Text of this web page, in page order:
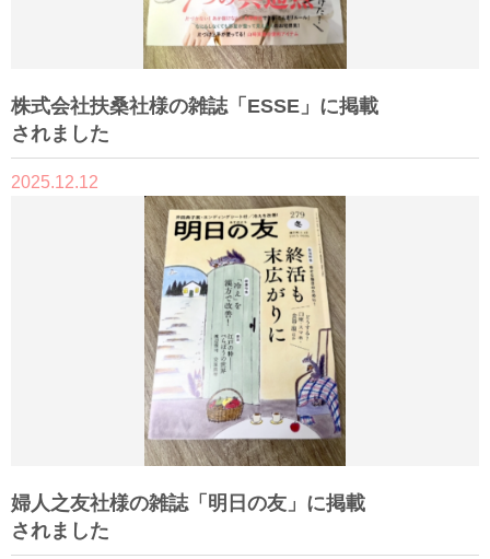
株式会社扶桑社様の雑誌「ESSE」に掲載
されました
2025.12.12
婦人之友社様の雑誌「明日の友」に掲載
されました